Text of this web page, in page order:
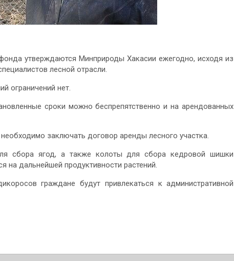
утверждаются Минприроды Хакасии ежегодно, исходя из
лесной отрасли.
ограничений нет.
сроки можно беспрепятственно и на арендованных
заключать договор аренды лесного участка.
сбора ягод, а также колоты для сбора кедровой шишки
на дальнейшей продуктивности растений.
граждане будут привлекаться к административной